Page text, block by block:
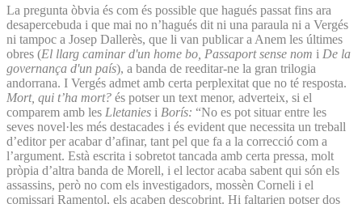
La pregunta òbvia és com és possible que hagués passat fins ara
desapercebuda i que mai no n’hagués dit ni una paraula ni a Vergés
ni tampoc a Josep Dallerès, que li van publicar a Anem les últimes
obres (El llarg caminar d'un home bo, Passaport sense nom i De la
governança d'un país), a banda de reeditar-ne la gran trilogia
andorrana. I Vergés admet amb certa perplexitat que no té resposta.
Mort, qui t’ha mort? és potser un text menor, adverteix, si el
comparem amb les Lletanies i Borís: “No es pot situar entre les
seves novel·les més destacades i és evident que necessita un treball
d’editor per acabar d’afinar, tant pel que fa a la correcció com a
l’argument. Està escrita i sobretot tancada amb certa pressa, molt
pròpia d’altra banda de Morell, i el lector acaba sabent qui són els
assassins, però no com els investigadors, mossèn Corneli i el
comissari Ramentol, els acaben descobrint. Hi faltarien potser dos